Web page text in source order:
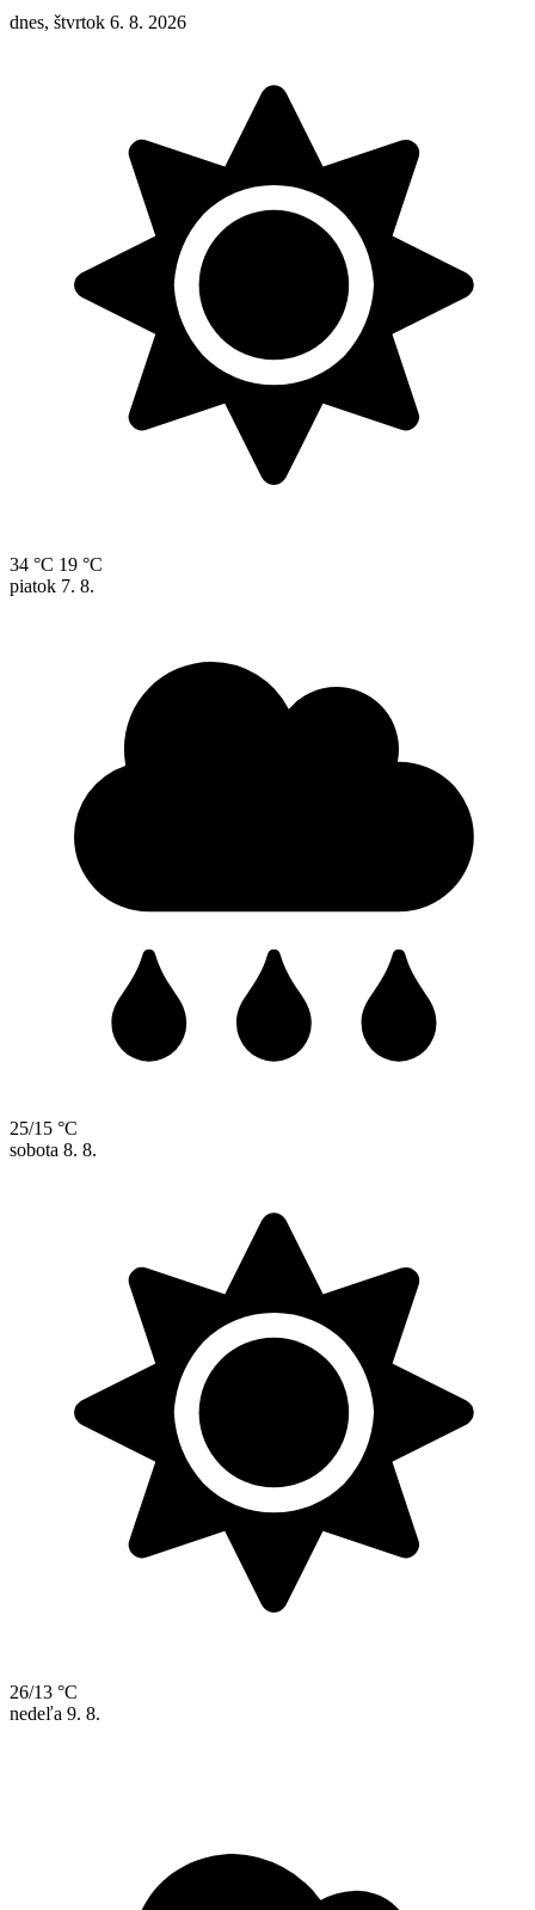
dnes, štvrtok 6. 8. 2026
34 °C 19 °C
piatok 7. 8.
25/15 °C
sobota 8. 8.
26/13 °C
nedeľa 9. 8.